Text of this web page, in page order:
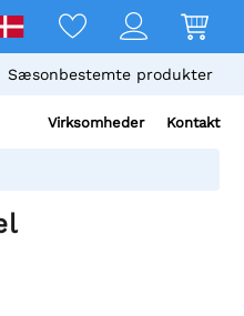
Sæsonbestemte produkter
Virksomheder Kontakt